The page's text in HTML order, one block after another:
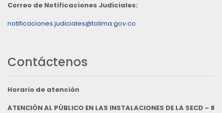
Correo de Notificaciones Judiciales:
notificaciones.judiciales@tolima.gov.co
Contáctenos
Horario de atención
ATENCIÓN AL PÚBLICO EN LAS INSTALACIONES DE LA SECD – 8